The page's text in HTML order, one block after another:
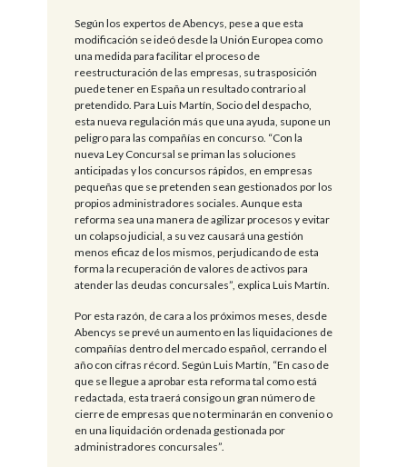
Según los expertos de Abencys, pese a que esta
modificación se ideó desde la Unión Europea como
una medida para facilitar el proceso de
reestructuración de las empresas, su trasposición
puede tener en España un resultado contrario al
pretendido. Para Luis Martín, Socio del despacho,
esta nueva regulación más que una ayuda, supone un
peligro para las compañías en concurso. “Con la
nueva Ley Concursal se priman las soluciones
anticipadas y los concursos rápidos, en empresas
pequeñas que se pretenden sean gestionados por los
propios administradores sociales. Aunque esta
reforma sea una manera de agilizar procesos y evitar
un colapso judicial, a su vez causará una gestión
menos eficaz de los mismos, perjudicando de esta
forma la recuperación de valores de activos para
atender las deudas concursales”, explica Luis Martín.
Por esta razón, de cara a los próximos meses, desde
Abencys se prevé un aumento en las liquidaciones de
compañías dentro del mercado español, cerrando el
año con cifras récord. Según Luis Martín, “En caso de
que se llegue a aprobar esta reforma tal como está
redactada, esta traerá consigo un gran número de
cierre de empresas que no terminarán en convenio o
en una liquidación ordenada gestionada por
administradores concursales”.